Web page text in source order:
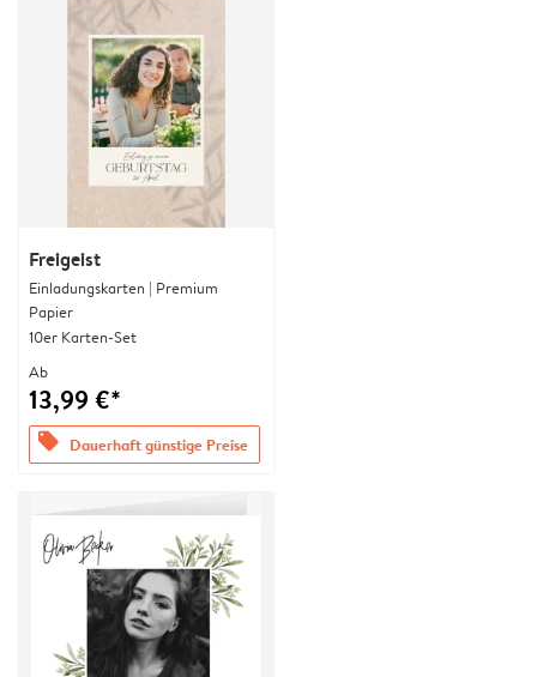
Freigeist
Einladungskarten | Premium
Papier
10er Karten-Set
Ab
13,99 €*
offers Dauerhaft günstige Preise